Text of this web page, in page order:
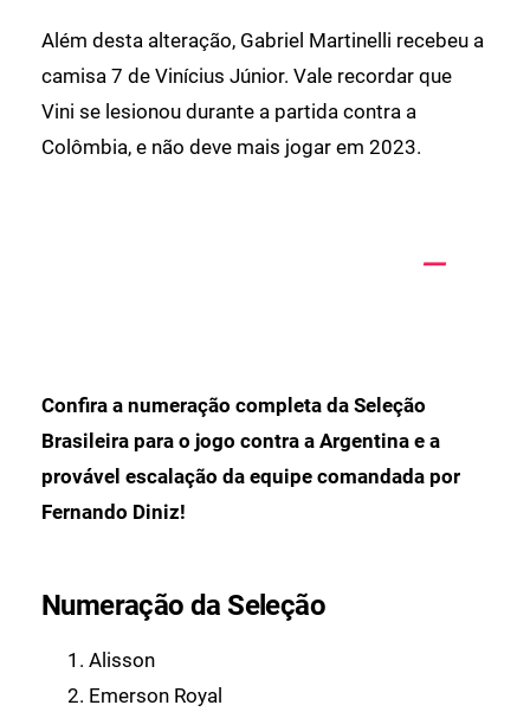
Além desta alteração, Gabriel Martinelli recebeu a
camisa 7 de Vinícius Júnior. Vale recordar que
Vini se lesionou durante a partida contra a
Colômbia, e não deve mais jogar em 2023.
Confira a numeração completa da Seleção
Brasileira para o jogo contra a Argentina e a
provável escalação da equipe comandada por
Fernando Diniz!
Numeração da Seleção
Alisson
Emerson Royal